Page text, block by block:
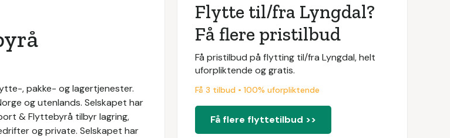
, pakke- og lagertjenester.
og utenlands. Selskapet har
& Flyttebyrå tilbyr lagring,
og private. Selskapet har
Flytte til/fra Lyngdal?
Få flere pristilbud
Få pristilbud på flytting til/fra Lyngdal, helt
uforpliktende og gratis.
Få 3 tilbud • 100% uforpliktende
Få flere flyttetilbud >>